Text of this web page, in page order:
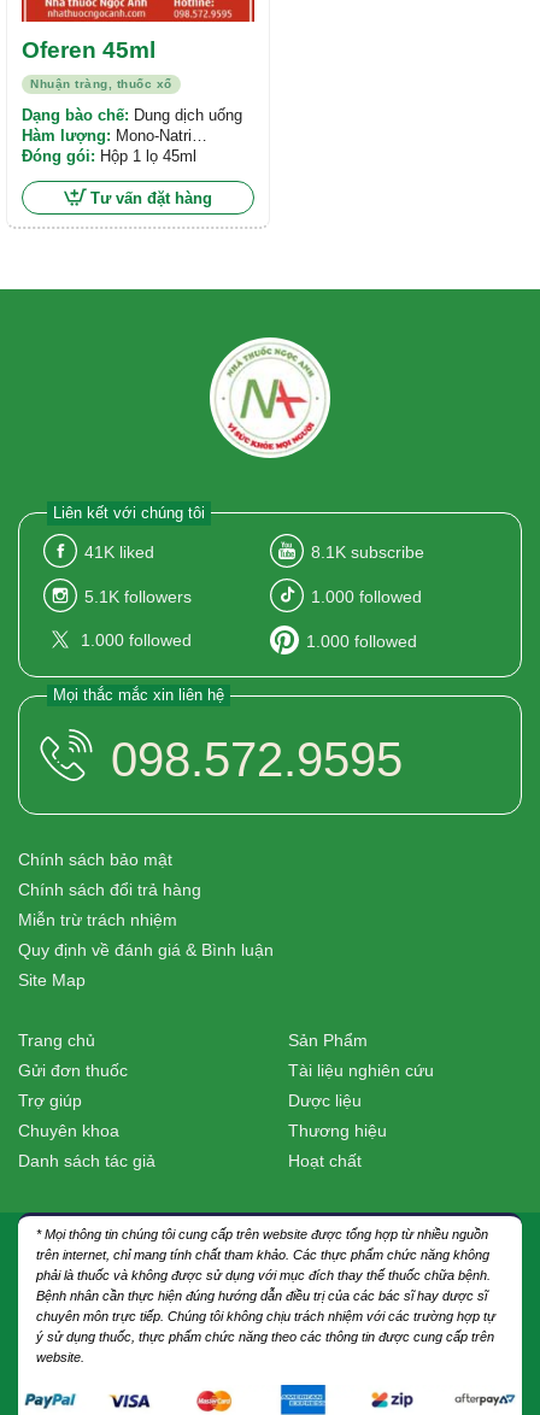
Nhuận tràng, thuốc xổ
Oferen 45ml
Dạng bào chế: Dung dịch uống
Hàm lượng: Mono-Natri
Phosphat: 0,4766 g/5ml, Dinatri
Đóng gói: Hộp 1 lọ 45ml
Tư vấn đặt hàng
Liên kết với chúng tôi
41K liked 8.1K subscribe
5.1K followers 1.000 followed
1.000 followed 1.000 followed
Mọi thắc mắc xin liên hệ
098.572.9595
Chính sách bảo mật
Chính sách đổi trả hàng
Miễn trừ trách nhiệm
Quy định về đánh giá & Bình luận
Site Map
Trang chủ
Gửi đơn thuốc
Trợ giúp
Chuyên khoa
Danh sách tác giả
Sản Phẩm
Tài liệu nghiên cứu
Dược liệu
Thương hiệu
Hoạt chất
* Mọi thông tin chúng tôi cung cấp trên website được tổng hợp từ nhiều nguồn
trên internet, chỉ mang tính chất tham khảo. Các thực phẩm chức năng không
phải là thuốc và không được sử dụng với mục đích thay thế thuốc chữa bệnh.
Bệnh nhân cần thực hiện đúng hướng dẫn điều trị của các bác sĩ hay dược sĩ
chuyên môn trực tiếp. Chúng tôi không chịu trách nhiệm với các trường hợp tự
ý sử dụng thuốc, thực phẩm chức năng theo các thông tin được cung cấp trên
website.